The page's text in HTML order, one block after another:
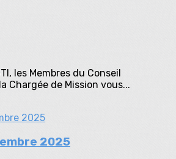
les Membres du Conseil
Chargée de Mission vous...
2025